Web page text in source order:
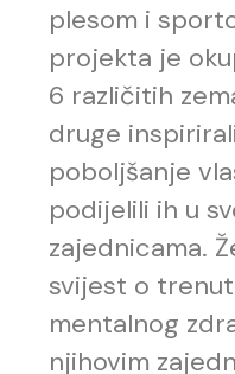
plesom i
projekta je
6 različitih
druge
poboljšanje
podijelili ih u
zajednicama.
svijest o
mentalnog
njihovim